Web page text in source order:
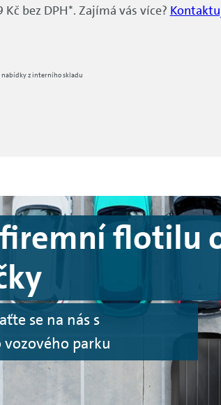
bez DPH*. Zajímá vás více?
z interního skladu
flotilu
se na nás s
parku